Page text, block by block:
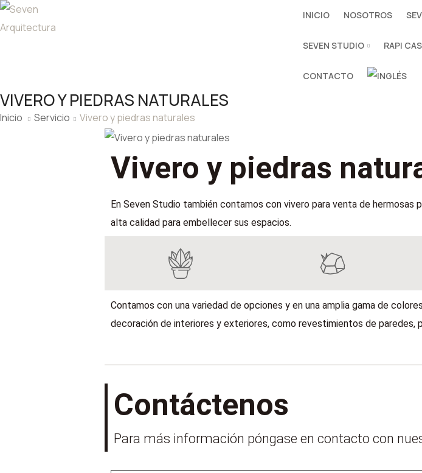
INICIO NOSOTROS
SEVEN STUDIO RAPI
CONTACTO
VIVERO Y PIEDRAS NATURALES
Inicio Servicio Vivero y piedras naturales
Vivero y piedras
En Seven Studio también contamos con vivero para venta de
alta calidad para embellecer sus espacios.
Contamos con una variedad de opciones y en una amplia gama de
decoración de interiores y exteriores, como revestimientos de paredes,
Contáctenos
Para más información póngase en contacto con